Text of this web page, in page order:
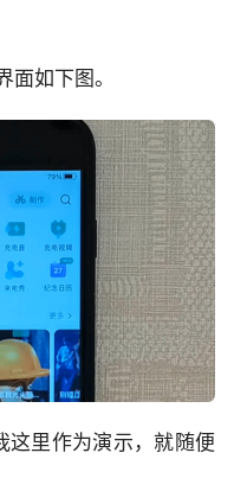
面如下图。
这里作为演示，就随便